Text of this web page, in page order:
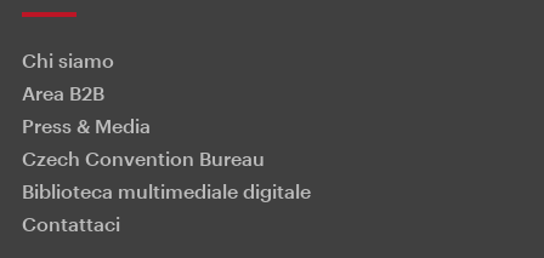
Chi siamo
Area B2B
Press & Media
Czech Convention Bureau
Biblioteca multimediale digitale
Contattaci